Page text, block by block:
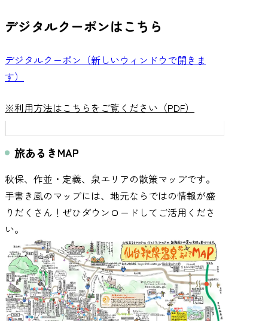
デジタルクーポンはこちら
デジタルクーポン（新しいウィンドウで開きま
す）
※利用方法はこちらをご覧ください（PDF）
旅あるきMAP
秋保、作並・定義、泉エリアの散策マップです。
手書き風のマップには、地元ならではの情報が盛
りだくさん！ぜひダウンロードしてご活用くださ
い。